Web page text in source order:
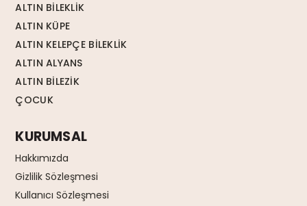
ALTIN BİLEKLİK
ALTIN KÜPE
ALTIN KELEPÇE BİLEKLİK
ALTIN ALYANS
ALTIN BİLEZİK
ÇOCUK
KURUMSAL
Hakkımızda
Gizlilik Sözleşmesi
Kullanıcı Sözleşmesi